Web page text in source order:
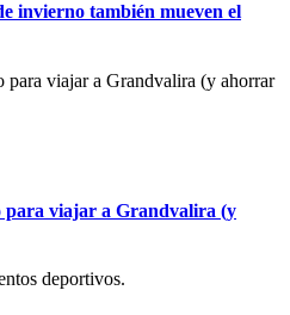
invierno también mueven el
para viajar a Grandvalira (y